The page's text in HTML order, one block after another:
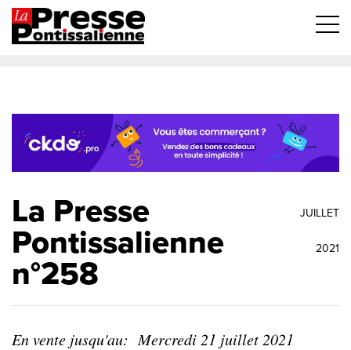
La Presse
Pontissalienne
n°258
JUILLET
2021
En vente jusqu'au: Mercredi 21 juillet 2021